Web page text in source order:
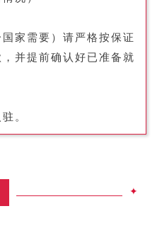
国家需要） 请严格按保证
并提前确认好已准备就
。
✦